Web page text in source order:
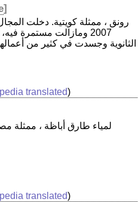
]
2007 ومازالت مستمرة
الثانوية وجسدت في كثير من
translated)
translated)